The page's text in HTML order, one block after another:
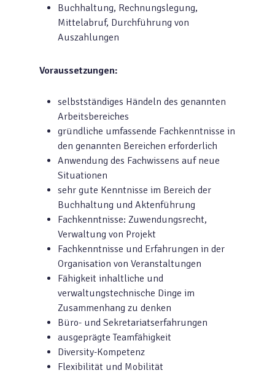
Buchhaltung, Rechnungslegung,
Mittelabruf, Durchführung von
Auszahlungen
Voraussetzungen:
selbstständiges Händeln des genannten
Arbeitsbereiches
gründliche umfassende Fachkenntnisse in
den genannten Bereichen erforderlich
Anwendung des Fachwissens auf neue
Situationen
sehr gute Kenntnisse im Bereich der
Buchhaltung und Aktenführung
Fachkenntnisse: Zuwendungsrecht,
Verwaltung von Projekt
Fachkenntnisse und Erfahrungen in der
Organisation von Veranstaltungen
Fähigkeit inhaltliche und
verwaltungstechnische Dinge im
Zusammenhang zu denken
Büro- und Sekretariatserfahrungen
ausgeprägte Teamfähigkeit
Diversity-Kompetenz
Flexibilität und Mobilität